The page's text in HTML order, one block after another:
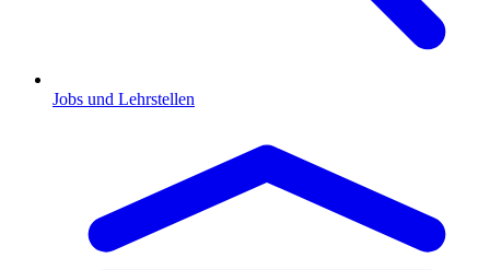
Jobs und Lehrstellen